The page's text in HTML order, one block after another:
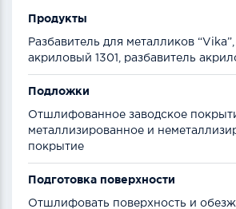
Продукты
Разбавитель для металликов
акриловый 1301, разбавитель
Подложки
Отшлифованное заводское
металлизированное и
покрытие
Подготовка поверхности
Отшлифовать поверхность и